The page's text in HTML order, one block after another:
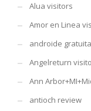
Alua visitors
Amor en Linea
androide
Angelreturn
Ann
antioch review